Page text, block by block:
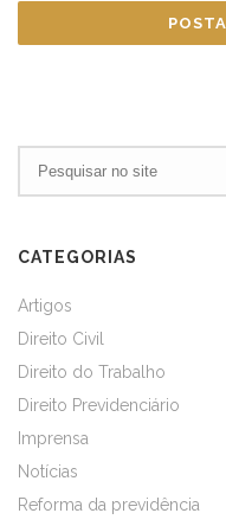
CATEGORIAS
Artigos
Direito Civil
Direito do Trabalho
Direito Previdenciário
Imprensa
Notícias
Reforma da previdência